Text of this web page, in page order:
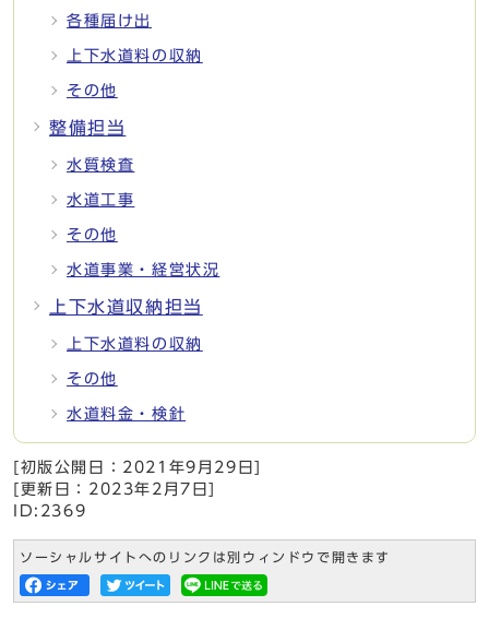
各種届け出
上下水道料の収納
その他
整備担当
水質検査
水道工事
その他
水道事業・経営状況
上下水道収納担当
上下水道料の収納
その他
水道料金・検針
[初版公開日： 2021年9月29日
[更新日： 2023年2月7日
ID:2369
ソーシャルサイトへのリンクは別ウィンドウで開きます